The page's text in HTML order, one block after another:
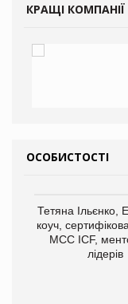
КРАЩІ КОМПАНІЇ
ОСОБИСТОСТІ
Тетяна Ільєнко,
коуч,
МСС ICF,
лідерів